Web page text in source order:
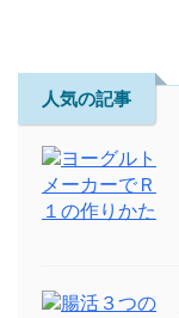
人気の記事